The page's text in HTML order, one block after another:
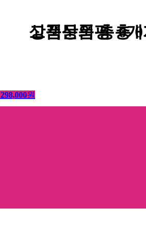
고객상품평총0
상품문의총0
298,000원